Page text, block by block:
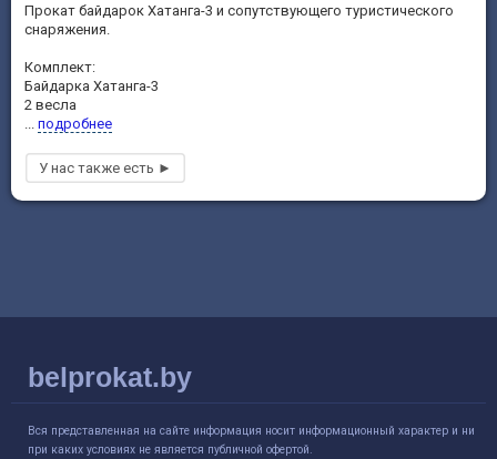
Прокат байдарок Хатанга-3 и сопутствующего туристического
снаряжения.
Комплект:
Байдарка Хатанга-3
2 весла
подробнее
belprokat.by
Вся представленная на сайте информация носит информационный характер и ни
при каких условиях не является публичной офертой.